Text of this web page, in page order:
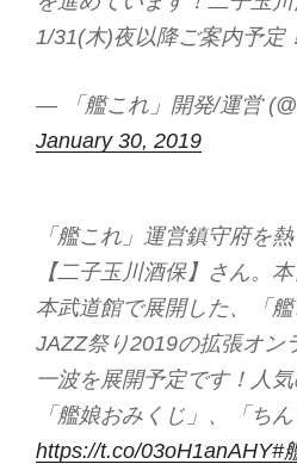
1/31(木)夜以降ご案内予定
— 「艦これ」開発/運営
January 30, 2019
「艦これ」運営鎮守府を
【二子玉川酒保】さん。
本武道館で展開した、「
JAZZ祭り2019の拡張オン
一波を展開予定です！人
「艦娘おみくじ」、「ち
https://t.co/03oH1anAHY#